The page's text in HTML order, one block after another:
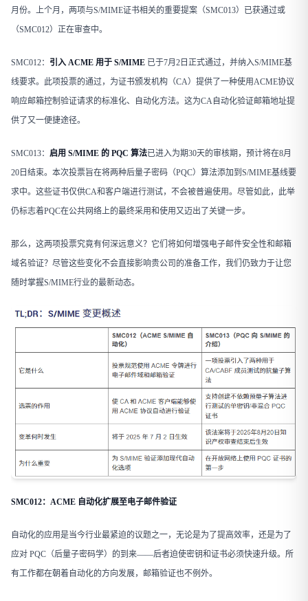
月份。上个月，两项与S/MIME证书相关的重要提案（SMC013）已获通过或
（SMC012）正在审查中。
SMC012： 引入 ACME 用于 S/MIME 已于7月2日正式通过，并纳入S/MIME基
线要求。此项投票的通过，为证书颁发机构（CA）提供了一种使用ACME协议
响应邮箱控制验证请求的标准化、自动化方法。这为CA自动化验证邮箱地址提
供了又一便捷途径。
SMC013： 启用 S/MIME 的 PQC 算法已进入为期30天的审核期，预计将在8月
20日结束。本次投票旨在将两种后量子密码（PQC）算法添加到S/MIME基线要
求中。这些证书仅供CA和客户端进行测试，不会被普遍使用。尽管如此，此举
仍标志着PQC在公共网络上的最终采用和使用又迈出了关键一步。
那么，这两项投票究竟有何深远意义？它们将如何增强电子邮件安全性和邮箱
域名验证？尽管这些变化不会直接影响贵公司的准备工作，我们仍致力于让您
随时掌握S/MIME行业的最新动态。
SMC012：ACME 自动化扩展至电子邮件验证
自动化的应用是当今行业最紧迫的议题之一，无论是为了提高效率，还是为了
应对 PQC（后量子密码学）的到来——后者迫使密钥和证书必须快速升级。所
有工作都在朝着自动化的方向发展，邮箱验证也不例外。